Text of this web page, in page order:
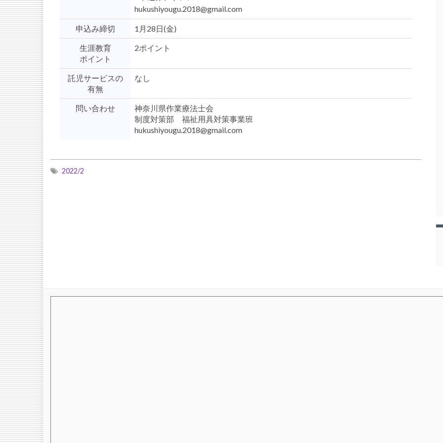
hukushiyougu.2018@gmail.com
申込み締切 1月28日(金)
生涯教育
ポイント
2ポイント
託児サービスの
有無
なし
問い合わせ
神奈川県作業療法士会
制度対策部 福祉用具対策事業班
hukushiyougu.2018@gmail.com
2022/2